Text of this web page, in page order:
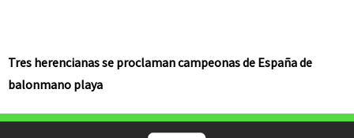
Tres herencianas se proclaman campeonas de España de
balonmano playa